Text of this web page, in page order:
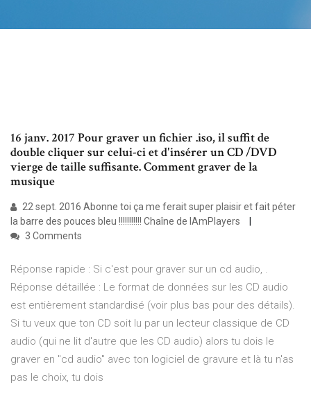
16 janv. 2017 Pour graver un fichier .iso, il suffit de
double cliquer sur celui-ci et d'insérer un CD /DVD
vierge de taille suffisante. Comment graver de la
musique
22 sept. 2016 Abonne toi ça me ferait super plaisir et fait péter
la barre des pouces bleu !!!!!!!!!!! Chaîne de IAmPlayers
3 Comments
Réponse rapide : Si c'est pour graver sur un cd audio, .
Réponse détaillée : Le format de données sur les CD audio
est entièrement standardisé (voir plus bas pour des détails).
Si tu veux que ton CD soit lu par un lecteur classique de CD
audio (qui ne lit d'autre que les CD audio) alors tu dois le
graver en "cd audio" avec ton logiciel de gravure et là tu n'as
pas le choix, tu dois